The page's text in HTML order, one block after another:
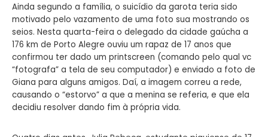
Ainda segundo a família, o suicídio da garota teria sido
motivado pelo vazamento de uma foto sua mostrando os
seios. Nesta quarta-feira o delegado da cidade gaúcha a
176 km de Porto Alegre ouviu um rapaz de 17 anos que
confirmou ter dado um printscreen (comando pelo qual vc
“fotografa” a tela de seu computador) e enviado a foto de
Giana para alguns amigos. Daí, a imagem correu a rede,
causando o “estorvo” a que a menina se referia, e que ela
decidiu resolver dando fim à própria vida.